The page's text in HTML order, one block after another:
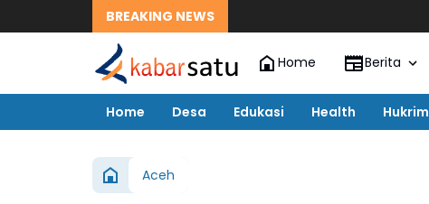
BREAKING NEWS
Home Berita
Home Desa Edukasi Health Hukrim
Aceh